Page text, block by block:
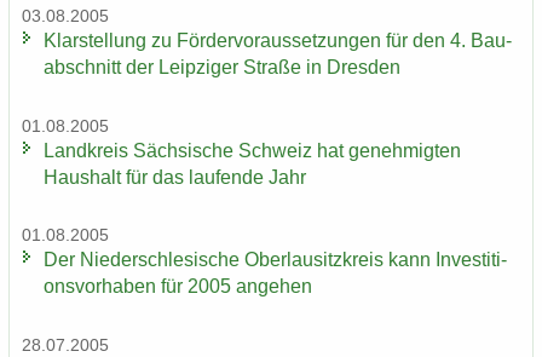
03.08.2005
Klar­stel­lung zu För­der­vor­aus­set­zun­gen für den 4. Bau­
ab­schnitt der Leip­zi­ger Stra­ße in Dres­den
01.08.2005
Land­kreis Säch­si­sche Schweiz hat ge­neh­mig­ten
Haus­halt für das lau­fen­de Jahr
01.08.2005
Der Nie­der­schle­si­sche Ober­lau­sitz­kreis kann In­ves­ti­ti­
ons­vor­ha­ben für 2005 an­ge­hen
28.07.2005